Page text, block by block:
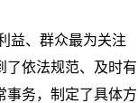
益、群众最为关注
了依法规范、及时有
事务，制定了具体方